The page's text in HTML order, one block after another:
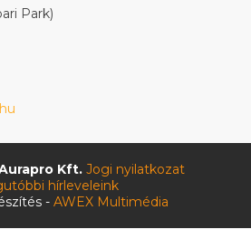
Park)
Kft. Jogi nyilatkozat
hírleveleink
- AWEX Multimédia